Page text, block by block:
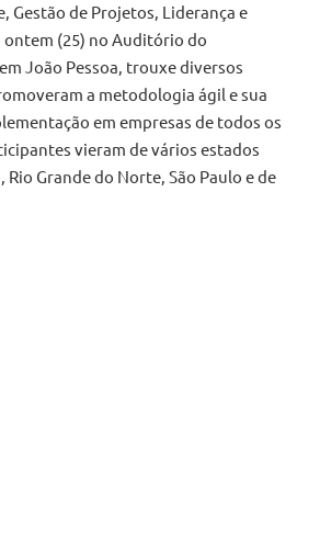
Gestão de Projetos, Liderança e
ontem (25) no Auditório do
João Pessoa, trouxe diversos
a metodologia ágil e sua
em empresas de todos os
vieram de vários estados
Grande do Norte, São Paulo e de